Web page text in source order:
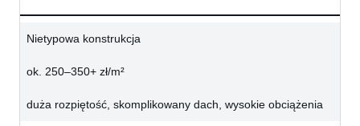
Nietypowa konstrukcja
ok. 250–350+ zł/m²
duża rozpiętość, skomplikowany dach, wysokie obciążenia